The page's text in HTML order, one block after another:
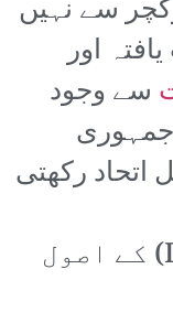
سے نہیں
اور
سے وجود
رکھتی
(Democratic Centralism) کے اصول